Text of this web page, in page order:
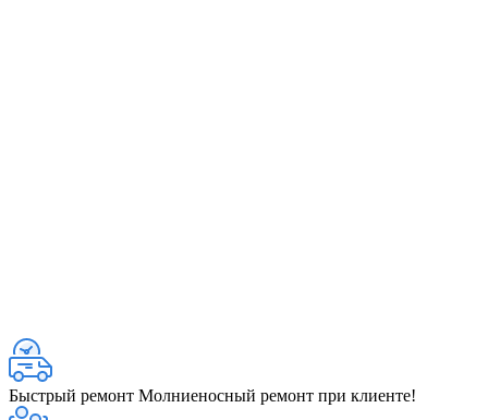
Быстрый ремонт Молниеносный ремонт при клиенте!